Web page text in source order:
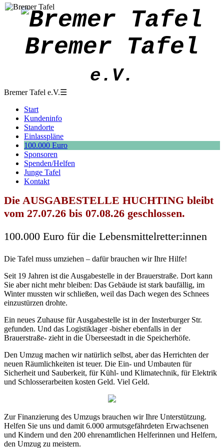
Bremer Tafel
e.V.
Bremer Tafel e.V.☰
Start
Kundeninfo
Standorte
Einlasspläne
100.000 Euro
Sponsoren
Spenden/Helfen
Junge Tafel
Kontakt
Die AUSGABESTELLE HUCHTING bleibt
vom 27.07.26 bis 07.08.26 geschlossen.
100.000 Euro für die Lebensmittelretter:innen
Die Tafel muss umziehen – dafür brauchen wir Ihre Hilfe!
Seit 19 Jahren ist die Ausgabestelle in der Brauerstraße. Dort kann
Sie aber nicht mehr bleiben: Das Gebäude ist stark baufällig, im
Winter mussten wir schließen, weil das Dach wegen des Schnees
einzustürzen drohte.
Ein neues Zuhause für Ausgabestelle ist in der Insterburger Str.
gefunden. Und das Logistiklager -bisher ebenfalls in der
Brauerstraße- zieht in die Überseestadt in die Speicherhöfe.
Den Umzug machen wir natürlich selbst, aber das Herrichten der
neuen Räumlichkeiten ist teuer. Die Ein- und Umbauten für
Sicherheit und Sauberkeit, für Kühl- und Klimatechnik, für Elektrik
und Schlosserarbeiten kosten Geld. Viel Geld.
Zur Finanzierung des Umzugs brauchen wir Ihre Unterstützung.
Helfen Sie uns und damit 6.000 armutsgefährdeten Erwachsenen
und Kindern und den 200 ehrenamtlichen Helferinnen und Helfern,
den Umzug zu meistern.